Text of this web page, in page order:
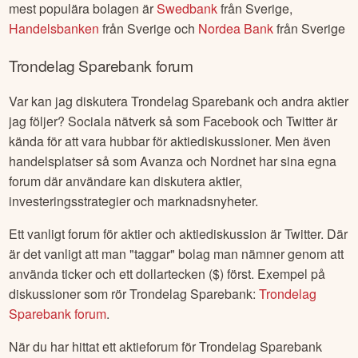
Alla insideraffärer samt komplett historik för insynshandel i
Trondelag Sparebank.
Liknande bolag somTrondelag Sparebank
Många som är intresserade avTrondelag Sparebanktitar
ofta på andra bolag i samma branch,Banker. Några av de
mest populära bolagen ärSwedbankfrån
HandelsbankenfrånSverigeochNordea Bank
Trondelag Sparebankforum
Var kan jag diskuteraTrondelag Sparebank och andra aktier
jag följer? Sociala nätverk så som Facebook och Twitter är
kända för att vara hubbar för aktiediskussioner. Men även
forum där användare kan diskutera aktier,